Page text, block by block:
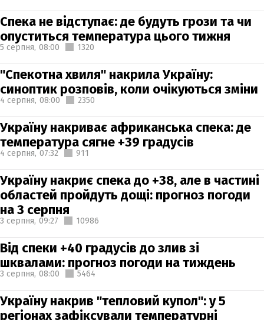
Спека не відступає: де будуть грози та чи
опуститься температура цього тижня
5 серпня, 08:00 1320
"Спекотна хвиля" накрила Україну:
синоптик розповів, коли очікуються зміни
4 серпня, 08:00 2350
Україну накриває африканська спека: де
температура сягне +39 градусів
4 серпня, 07:32 911
Україну накриє спека до +38, але в частині
областей пройдуть дощі: прогноз погоди
на 3 серпня
3 серпня, 09:27 10986
Від спеки +40 градусів до злив зі
шквалами: прогноз погоди на тиждень
3 серпня, 08:00 5464
Україну накрив "тепловий купол": у 5
регіонах зафіксували температурні